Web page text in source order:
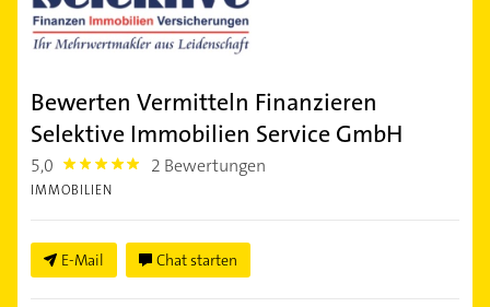
Bewerten Vermitteln Finanzieren
Selektive Immobilien Service GmbH
5,0 5.0 2 Bewertungen
IMMOBILIEN
E-Mail Chat starten